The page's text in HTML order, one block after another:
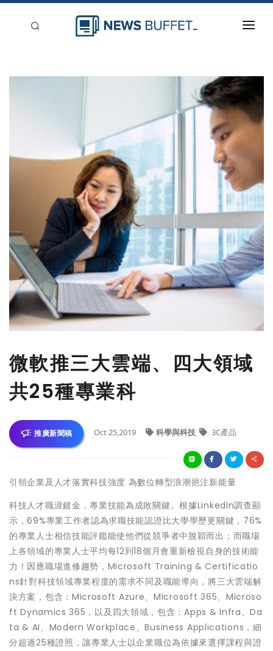
微軟推三大雲端、四大領域
共25種專業科
推廣新聞稿 Oct 25,2019 科學與科技 3C產品
引領企業及人才落實科技強度 為數位轉型浪潮挹注新能量
科技人才職涯鍍金，專業技能為成敗關鍵。根據LinkedIn調查顯
示，69%專業工作者認為求職技能認證比大學學歷更關鍵，76%
的專業人士相信技能評鑑能使他們從競爭者中脫穎而出；而職場
上各領域的專業人士平均每12到18個月會重新檢視自身的技術能
力！因應職場進修趨勢，Microsoft Training & Certificatio
ns針對科技領域專業程度的需求不同及職能導向，將三大雲端解
決方案，包含：Microsoft Azure、Microsoft 365、Microso
ft Dynamics 365，以及四大領域，包含：Apps & Infra、Da
ta & AI、Modern Workplace、Business Applications，細
分超過25種證照，讓專業人士以企業職位為依據來選擇課程與證